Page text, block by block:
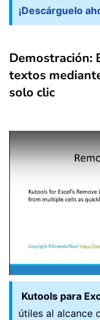
¡Descárguelo
Demostración:
textos
solo clic
Kutools para
útiles al alcance